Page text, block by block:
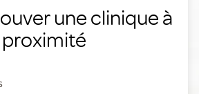
une clinique à
proximité